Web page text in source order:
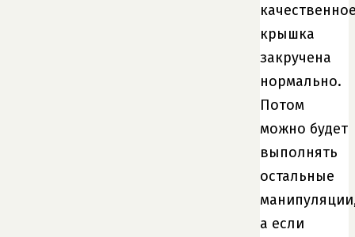
крышка
закручена
нормально.
Потом
можно будет
выполнять
остальные
а если